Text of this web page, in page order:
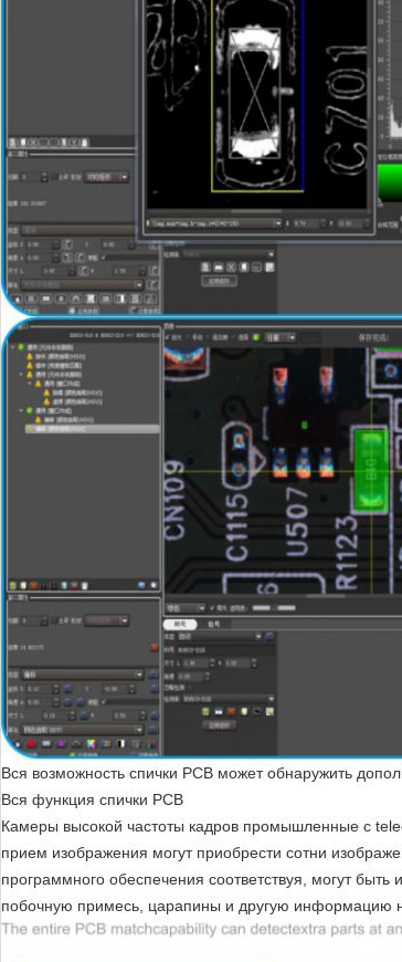
Вся возможность спички PCB может обнаружить
Вся функция спички PCB
Камеры высокой частоты кадров промышленные с
прием изображения могут приобрести сотни
программного обеспечения соответствуя, могут
побочную примесь, царапины и другую информацию